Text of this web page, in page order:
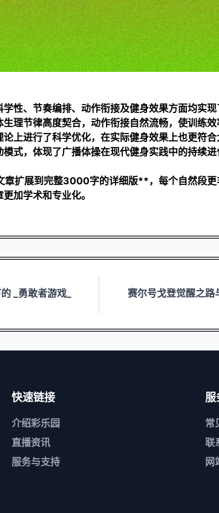
性、节奏编排、动作衔接及健身效果方面均实
理节律高度契合，动作衔接自然流畅，使训练效
上进行了科学优化，在实际健身效果上也更符
式，体现了广播体操在现代健身实践中的持续进
扩展到完整3000字的详细版**，每个自然段更
加学术和专业化。
_勇敢者游戏_
赛尔号戈登觉醒之路
快速链接
介绍彩乐园
直播资讯
服务与支持
服
常
联
网